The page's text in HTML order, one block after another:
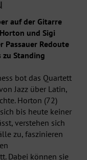
auf der Gitarre
und Sigi
Passauer Redoute
zu Standing
bot das Quartett
Jazz über Latin,
Horton (72)
bis heute keiner
verstehen sich
zu, faszinieren
Dabei können sie